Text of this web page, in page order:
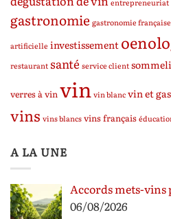
gastronomie gastronomie française
artificielle investissement
restaurantsanté service client
verres à vin vinvin blancvin et
vins vins blancsvins français
A LA UNE
Accords mets-
06/08/2026